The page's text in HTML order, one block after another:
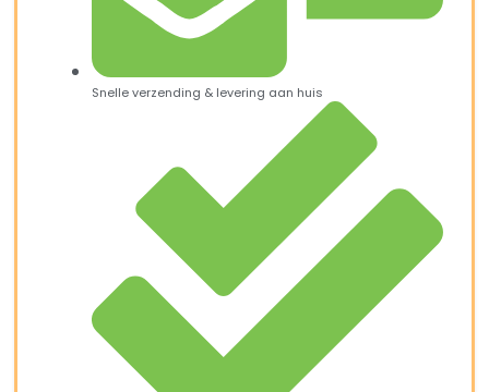
Snelle verzending & levering aan huis